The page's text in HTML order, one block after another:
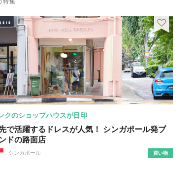
クのショップハウスが目印
で活躍するドレスが人気！ シンガポール発ブ
ドの路面店
シンガポール 買い物